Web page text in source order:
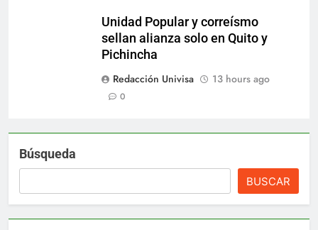
Unidad Popular y correísmo
sellan alianza solo en Quito y
Pichincha
Redacción Univisa
13 hours ago
0
Búsqueda
BUSCAR